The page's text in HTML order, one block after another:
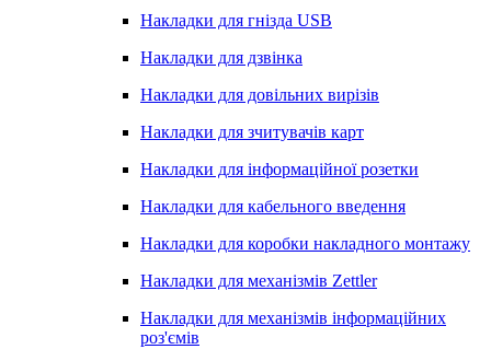
Накладки для гнізда USB
Накладки для дзвінка
Накладки для довільних вирізів
Накладки для зчитувачів карт
Накладки для інформаційної розетки
Накладки для кабельного введення
Накладки для коробки накладного монтажу
Накладки для механізмів Zettler
Накладки для механізмів інформаційних
роз'ємів